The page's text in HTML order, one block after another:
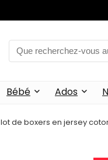
Bébé Ados
lot de boxers en jersey